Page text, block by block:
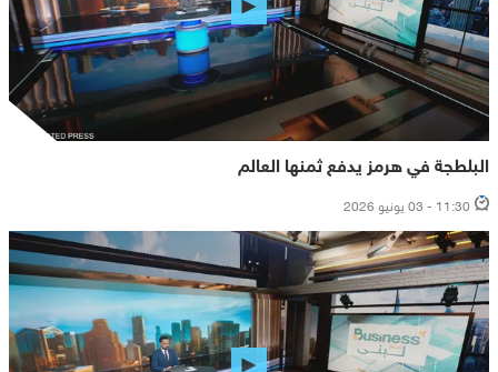
البلطجة في هرمز يدفع ثمنها العالم
11:30 - 03 يونيو 2026